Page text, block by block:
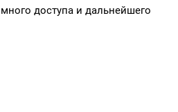
доступа и дальнейшего